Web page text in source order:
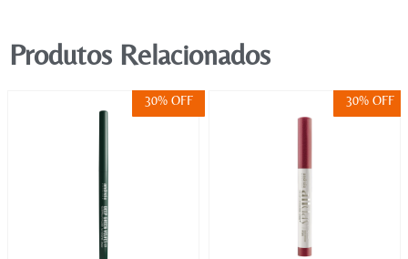
Produtos Relacionados
30% OFF 30% OFF